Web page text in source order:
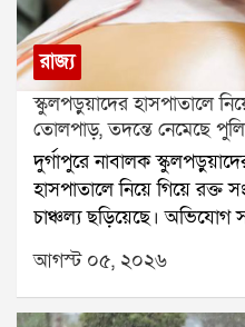
রাজ্য
স্কুলপড়ুয়াদের হাসপাতালে
তোলপাড়, তদন্তে নেমেছে
দুর্গাপুরে নাবালক
হাসপাতালে নিয়ে গিয়ে রক্ত
চাঞ্চল্য ছড়িয়েছে।
করেছে পুলিশ। একই সঙ্গে
খতিয়ে দেখা হচ্ছে।অভিযোগ,
বেসরকারি স্কুলের তিন
আগস্ট ০৫, ২০২৬